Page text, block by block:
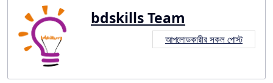
bdskills Team
আপলোডকারীর সকল পোস্ট